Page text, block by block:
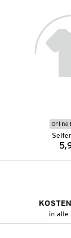
Online
in alle